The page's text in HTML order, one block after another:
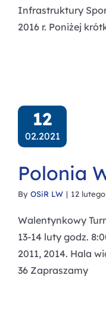
Infrastruktury
2016 r. Poniżej
12
02.2021
Polonia
By OSiR LW | 12
Walentynkowy
13-14 luty godz.
2011, 2014. Hala
36 Zapraszamy